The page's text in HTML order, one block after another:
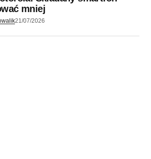
mniej
21/07/2026